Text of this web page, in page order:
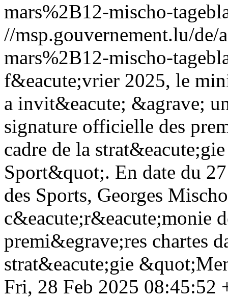
mars%2B12-mischo-
//msp.gouvernement.lu/
mars%2B12-mischo-
f&eacute;vrier 2025, le
a invit&eacute; &agrave;
signature officielle des
cadre de la
Sport&quot;. En date du
des Sports, Georges
c&eacute;r&eacute;monie
premi&egrave;res chartes
strat&eacute;gie
Fri, 28 Feb 2025 08:45:52